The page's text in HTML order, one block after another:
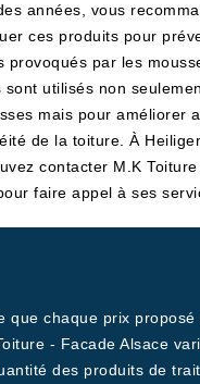
années, vous
ces produits pour
provoqués par les
sont utilisés non
mais pour améliorer
de la toiture. À
contacter M.K
faire appel à ses
que chaque prix proposé
- Facade Alsace
des produits de